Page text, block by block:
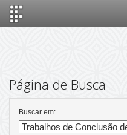
Página de Busca
Buscar em: